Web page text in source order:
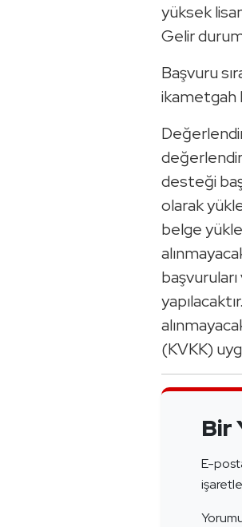
yüksek
Gelir
Başvuru
ikametgah
desteği
olarak
belge
(KVKK)
Bir
E-